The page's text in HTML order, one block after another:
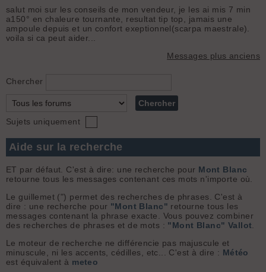
salut moi sur les conseils de mon vendeur, je les ai mis 7 min
a150° en chaleure tournante, resultat tip top, jamais une
ampoule depuis et un confort exeptionnel(scarpa maestrale).
voila si ca peut aider...
Messages plus anciens
Chercher
Sujets uniquement
Aide sur la recherche
ET par défaut. C'est à dire: une recherche pour Mont Blanc
retourne tous les messages contenant ces mots n'importe où.
Le guillemet (") permet des recherches de phrases. C'est à
dire : une recherche pour "Mont Blanc" retourne tous les
messages contenant la phrase exacte. Vous pouvez combiner
des recherches de phrases et de mots : "Mont Blanc" Vallot
Le moteur de recherche ne différencie pas majuscule et
minuscule, ni les accents, cédilles, etc... C'est à dire : Météo
est équivalent à meteo